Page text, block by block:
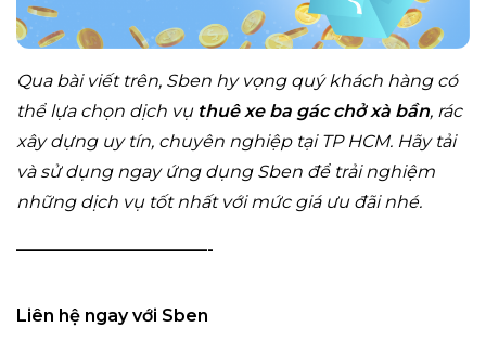
Qua bài viết trên, Sben hy vọng quý khách hàng có
thể lựa chọn dịch vụ thuê xe ba gác chở xà bần, rác
xây dựng uy tín, chuyên nghiệp tại TP HCM. Hãy tải
và sử dụng ngay ứng dụng Sben để trải nghiệm
những dịch vụ tốt nhất với mức giá ưu đãi nhé.
———————————-
Liên hệ ngay với Sben